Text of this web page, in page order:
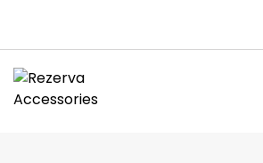
content